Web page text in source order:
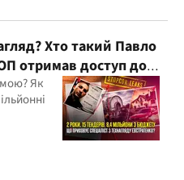
Хто такий Павло
отримав доступ до
Як